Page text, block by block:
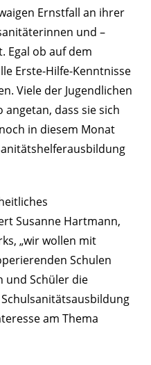
Ernstfall an ihrer
und –
Egal ob auf dem
Erste-Hilfe-Kenntnisse
Viele der Jugendlichen
dass sie sich
in diesem Monat
Susanne Hartmann,
„wir wollen mit
Schulen
und Schüler die
am Thema